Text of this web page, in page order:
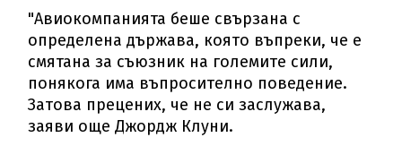
"Авиокомпанията беше свързана с
определена държава, която въпреки, че е
смятана за съюзник на големите сили,
понякога има въпросително поведение.
Затова прецених, че не си заслужава,
заяви още Джордж Клуни.